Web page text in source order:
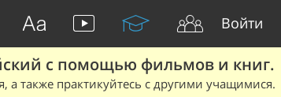
Войти
с помощью фильмов и книг.
а также практикуйтесь с другими учащимися.